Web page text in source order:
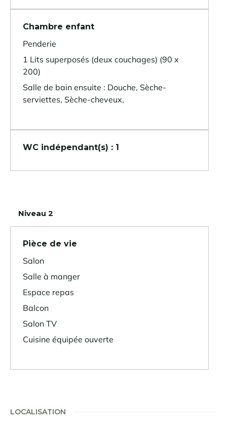
Chambre enfant
Penderie
1 Lits superposés (deux couchages) (90 x
200)
Salle de bain ensuite : Douche, Sèche-
serviettes, Sèche-cheveux,
WC indépendant(s) : 1
Niveau 2
Pièce de vie
Salon
Salle à manger
Espace repas
Balcon
Salon TV
Cuisine équipée ouverte
LOCALISATION